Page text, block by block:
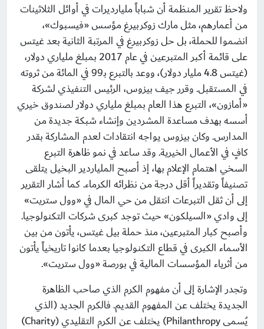
ولاحظ تقرير المنظمة أن شباباً مليارديرات في أوائل الثلاثينات
من أعمارهم، مثل مارك زوكربيرغ مؤسس «فيسبوك»،
انضموا للحملة، بل حل زوكربيرغ في المرتبة الثانية بعد غيتس
على قائمة أكبر المتبرعين في عام 2017 بمبلغ ملياري دولار،
(غيتس 4.8 مليار دولار)، ووعد بالتبرع بـ99 في المائة من ثروته
في المستقبل. وقرر جيف بيزوس، الرئيس التنفيذي لشركة
«أمازون»، التبرع هذا العام بمبلغ ملياري دولار لصندوق خيري
أسسه بهدف مساعدة المشردين وإنشاء شبكة جديدة من
المدارس. وكان بيزوس يواجه انتقادات لعدم المشاركة بقدر
كافٍ في الأعمال الخيرية. وقد ساعد في نمو ظاهرة التبرع
السخي اهتمام الإعلام بها، إذ أصبح الملياردير البخيل يتلقى
تصنيفاً وتقديراً أقل درجة من نظرائه الكرماء. كما أشار التقرير
إلى أن ثقل التبرعات انتقل من حي المال في «وول ستريت»
إلى وادي «السيلكون» حيث توجد كبرى شركات التكنولوجيا.
وأصبح كبار المتبرعين، منذ حملة بيل غيتس، يأتون من بين
الأسماء الكبرى في قطاع التكنولوجيا بعدما كانوا تاريخياً يأتون
من أثرياء المؤسسات المالية في بورصة «وول ستريت».
وتجدر الإشارة إلى أن مفهوم الكرم الذي صاحب الظاهرة
الجديدة يختلف عن المفهوم القديم. فالكرم الجديد (الذي
يُسمىPhilanthropy) يختلف عن الكرم التقليدي (Charity
)